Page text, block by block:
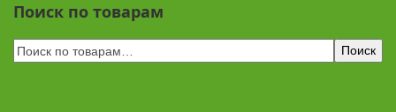
Поиск по товарам
Поиск